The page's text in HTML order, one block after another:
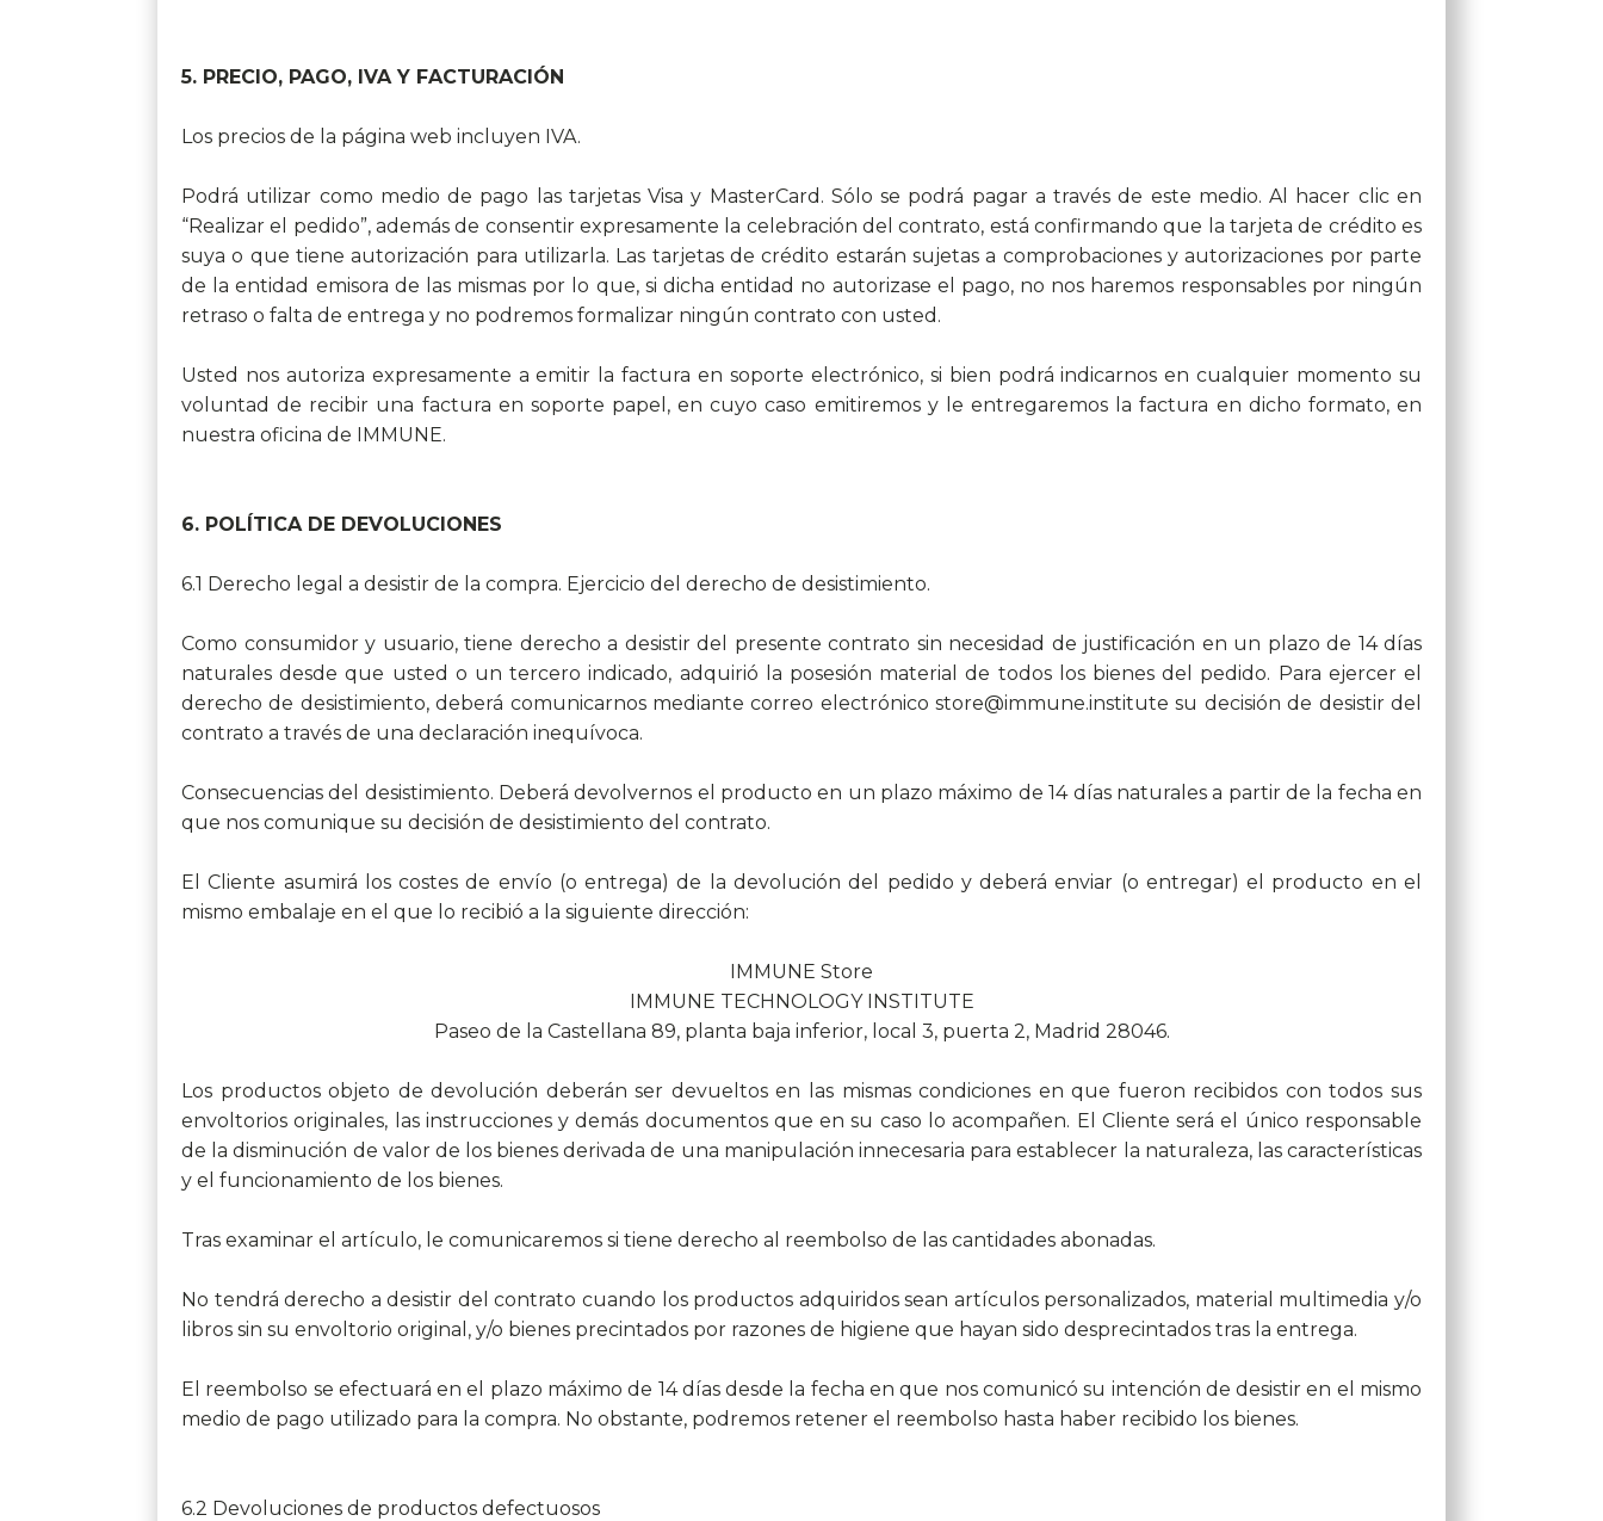
5. PRECIO, PAGO, IVA Y FACTURACIÓN
Los precios de la página web incluyen IVA.
Podrá utilizar como medio de pago las tarjetas Visa y MasterCard. Sólo se podrá pagar a través de este medio. Al hacer clic en
“Realizar el pedido”, además de consentir expresamente la celebración del contrato, está confirmando que la tarjeta de crédito es
suya o que tiene autorización para utilizarla. Las tarjetas de crédito estarán sujetas a comprobaciones y autorizaciones por parte
de la entidad emisora de las mismas por lo que, si dicha entidad no autorizase el pago, no nos haremos responsables por ningún
retraso o falta de entrega y no podremos formalizar ningún contrato con usted.
Usted nos autoriza expresamente a emitir la factura en soporte electrónico, si bien podrá indicarnos en cualquier momento su
voluntad de recibir una factura en soporte papel, en cuyo caso emitiremos y le entregaremos la factura en dicho formato, en
nuestra oficina de IMMUNE.
6. POLÍTICA DE DEVOLUCIONES
6.1 Derecho legal a desistir de la compra. Ejercicio del derecho de desistimiento.
Como consumidor y usuario, tiene derecho a desistir del presente contrato sin necesidad de justificación en un plazo de 14 días
naturales desde que usted o un tercero indicado, adquirió la posesión material de todos los bienes del pedido. Para ejercer el
derecho de desistimiento, deberá comunicarnos mediante correo electrónico store@immune.institute su decisión de desistir del
contrato a través de una declaración inequívoca.
Consecuencias del desistimiento. Deberá devolvernos el producto en un plazo máximo de 14 días naturales a partir de la fecha en
que nos comunique su decisión de desistimiento del contrato.
El Cliente asumirá los costes de envío (o entrega) de la devolución del pedido y deberá enviar (o entregar) el producto en el
mismo embalaje en el que lo recibió a la siguiente dirección:
​IMMUNE Store
IMMUNE TECHNOLOGY INSTITUTE
Paseo de la Castellana 89, planta baja inferior, local 3, puerta 2, Madrid 28046.
Los productos objeto de devolución deberán ser devueltos en las mismas condiciones en que fueron recibidos con todos sus
envoltorios originales, las instrucciones y demás documentos que en su caso lo acompañen. El Cliente será el único responsable
de la disminución de valor de los bienes derivada de una manipulación innecesaria para establecer la naturaleza, las características
y el funcionamiento de los bienes.
Tras examinar el artículo, le comunicaremos si tiene derecho al reembolso de las cantidades abonadas.
No tendrá derecho a desistir del contrato cuando los productos adquiridos sean artículos personalizados, material multimedia y/o
libros sin su envoltorio original, y/o bienes precintados por razones de higiene que hayan sido desprecintados tras la entrega.
El reembolso se efectuará en el plazo máximo de 14 días desde la fecha en que nos comunicó su intención de desistir en el mismo
medio de pago utilizado para la compra. No obstante, podremos retener el reembolso hasta haber recibido los bienes.
6.2 Devoluciones de productos defectuosos